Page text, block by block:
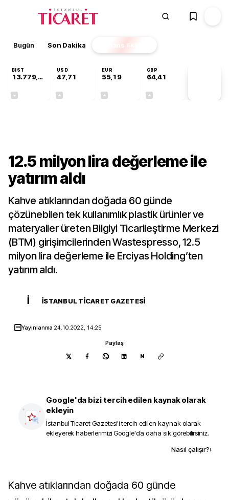
Bugün Son Dakika Finans EKSTRA
BIST
13.779,39
USD
47,71
EUR
55,19
GBP
64,41
12.5 milyon lira değerleme ile
yatırım aldı
Kahve atıklarından doğada 60 günde
çözünebilen tek kullanımlık plastik ürünler ve
materyaller üreten Bilgiyi Ticarileştirme Merkezi
(BTM) girişimcilerinden Wastespresso, 12.5
milyon lira değerleme ile Erciyas Holding’ten
yatırım aldı.
İ İSTANBUL TICARET GAZETESI
Yayınlanma 24.10.2022, 14:25
Paylaş
N
Google'da bizi tercih edilen kaynak olarak
ekleyin
İstanbul Ticaret Gazetesi'i tercih edilen kaynak olarak
ekleyerek haberlerimizi Google'da daha sık görebilirsiniz.
Nasıl çalışır?›
Kahve atıklarından doğada 60 günde